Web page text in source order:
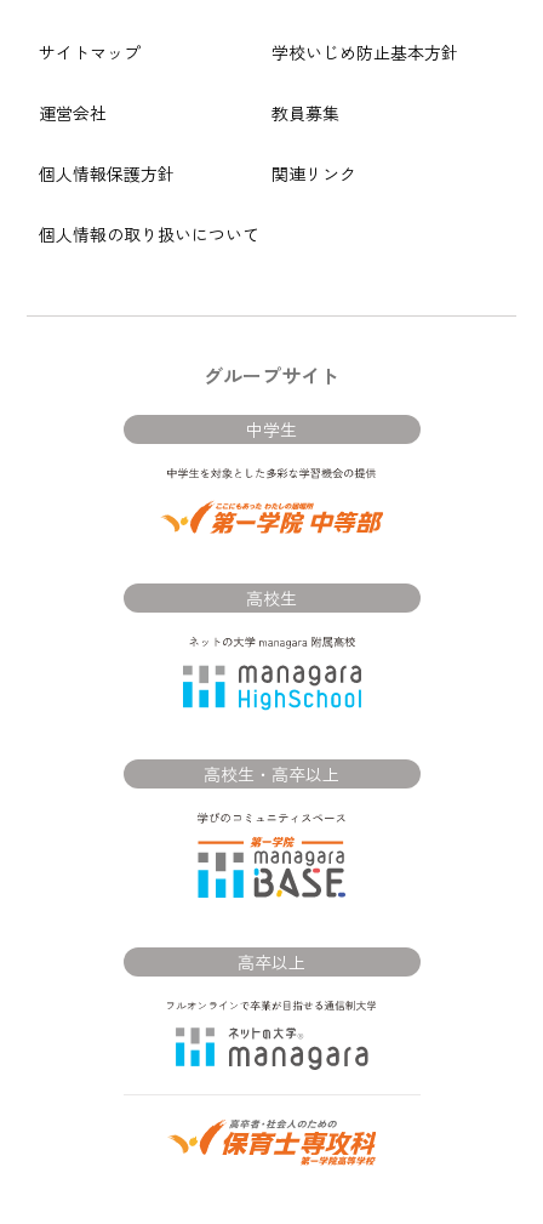
サイトマップ
運営会社
個人情報保護方針
個人情報の取り扱いについて
学校いじめ防止基本方針
教員募集
関連リンク
グループサイト
中学生
高校生
高校生・高卒以上
高卒以上